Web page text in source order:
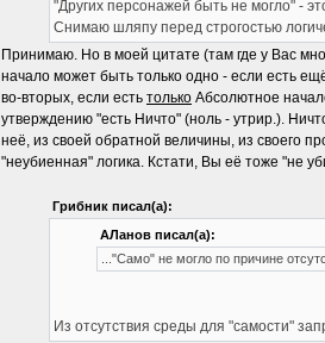
"Других персонажей быть не могло" -
Снимаю шляпу перед строгостью
Принимаю. Но в моей цитате (там где у Вас
начало может быть только одно - если есть
во-вторых, если есть только Абсолютное
утверждению "есть Ничто" (ноль - утрир.).
неё, из своей обратной величины, из своего
"неубиенная" логика. Кстати, Вы её тоже "не
Грибник писал(а):
АЛанов писал(а):
..."Само" не могло по причине
Из отсутствия среды для "самости"